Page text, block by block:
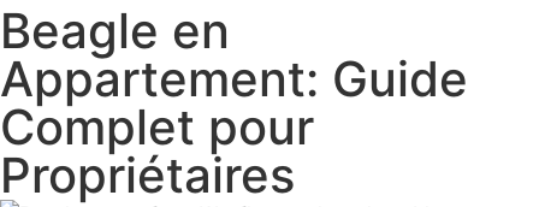
Beagle en
Appartement: Guide
Complet pour
Propriétaires